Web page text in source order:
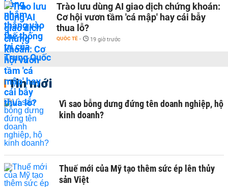
Trào lưu dùng AI giao dịch chứng khoán:
Cơ hội vươn tầm 'cá mập' hay cái bẫy
thua lỗ?
QUỐC TẾ - 19 giờ trước
Tin mới
Vì sao bỗng dưng đứng tên doanh nghiệp, hộ
kinh doanh?
Thuế mới của Mỹ tạo thêm sức ép lên thủy
sản Việt